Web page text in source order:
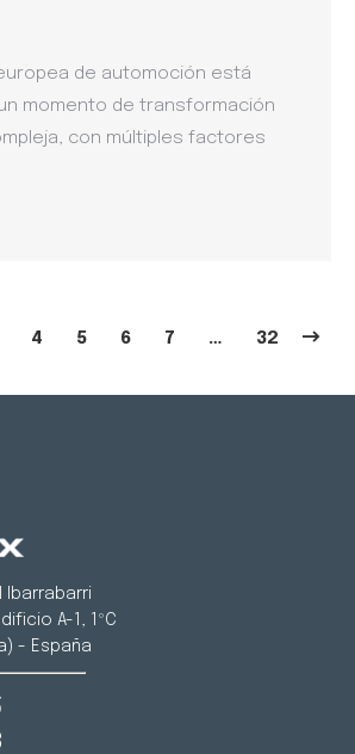
de automoción está
momento de transformación
con múltiples factores
4 5 6 7 … 32
Ibarrabarri
A-1, 1ºC
- España